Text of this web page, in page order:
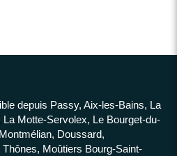
depuis Passy, Aix-les-Bains, La
Motte-Servolex, Le Bourget-du-
Doussard,
Moûtiers Bourg-Saint-